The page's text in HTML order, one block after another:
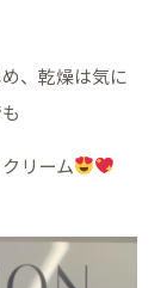
、乾燥は気に
リーム